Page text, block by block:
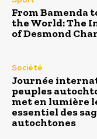
From Bamenda
the World: The
of Desmond
Société
Journée
peuples
met en lumière
essentiel des
autochtones